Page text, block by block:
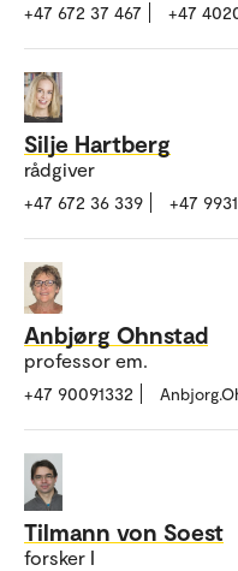
+47 672 37 467 +47
Silje Hartberg
rådgiver
+47 672 36 339 +47
Anbjørg Ohnstad
professor em.
+47 90091332
Tilmann von Soest
forsker I